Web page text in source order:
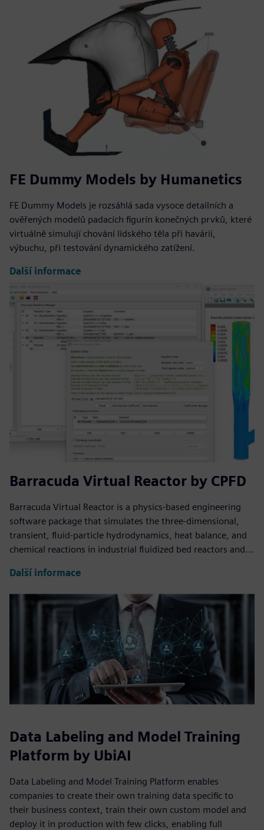
FE Dummy Models by Humanetics
FE Dummy Models je rozsáhlá sada vysoce detailních a
ověřených modelů padacích figurín konečných prvků, které
virtuálně simulují chování lidského těla při havárii,
výbuchu, při testování dynamického zatížení.
Další informace
Barracuda Virtual Reactor by CPFD
Barracuda Virtual Reactor is a physics-based engineering
software package that simulates the three-dimensional,
transient, fluid-particle hydrodynamics, heat balance, and
chemical reactions in industrial fluidized bed reactors and...
Další informace
Data Labeling and Model Training
Platform by UbiAI
Data Labeling and Model Training Platform enables
companies to create their own training data specific to
their business context, train their own custom model and
deploy it in production with few clicks, enabling full